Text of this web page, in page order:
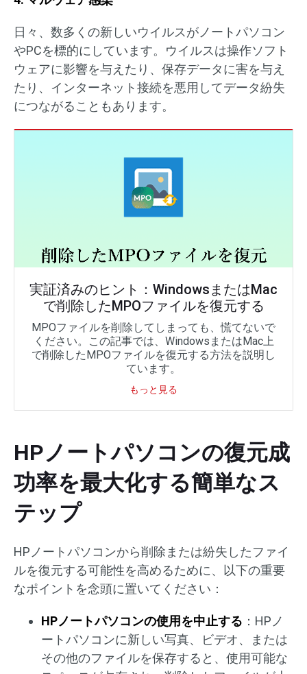
日々、数多くの新しいウイルスがノートパソコン
やPCを標的にしています。ウイルスは操作ソフト
ウェアに影響を与えたり、保存データに害を与え
たり、インターネット接続を悪用してデータ紛失
につながることもあります。
実証済みのヒント：WindowsまたはMac
で削除したMPOファイルを復元する
MPOファイルを削除してしまっても、慌てないで
ください。この記事では、WindowsまたはMac上
で削除したMPOファイルを復元する方法を説明し
ています。
もっと見る
HPノートパソコンの復元成
功率を最大化する簡単なス
テップ
HPノートパソコンから削除または紛失したファイ
ルを復元する可能性を高めるために、以下の重要
なポイントを念頭に置いてください：
HPノートパソコンの使用を中止する ：HPノ
ートパソコンに新しい写真、ビデオ、または
その他のファイルを保存すると、使用可能な